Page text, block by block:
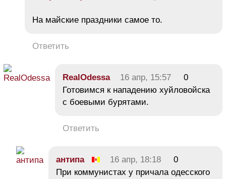
На майские праздники самое то.
Ответить
RealOdessa 16 апр, 15:57
0
Готовимся к нападению xyйлoвойска
с боевыми бурятами.
Ответить
антипа 16 апр, 18:18
0
При коммунистах у причала одесского